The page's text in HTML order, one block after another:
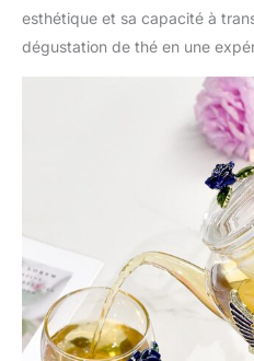
esthétique et sa capacité à
dégustation de thé en une